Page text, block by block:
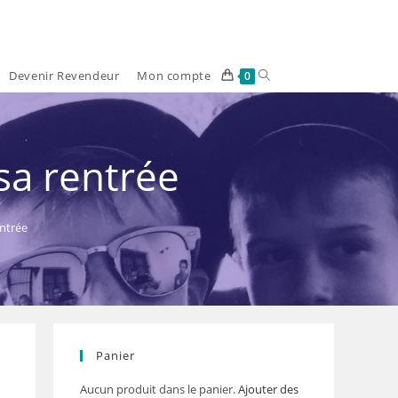
Devenir Revendeur Mon compte 0 Toggle
search
rentrée
Panier
Aucun produit dans le panier.Ajouter des